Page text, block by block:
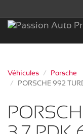
Véhicules
Porsche
PORSCHE 992